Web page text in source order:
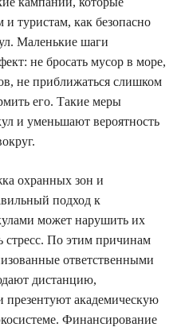
туристам, как безопасно
Маленькие шаги
не бросать мусор в море,
не приближаться слишком
его. Такие меры
и уменьшают вероятность
охранных зон и
подход к
может нарушить их
стресс. По этим причинам
ответственными
дистанцию,
презентуют академическую
Финансирование